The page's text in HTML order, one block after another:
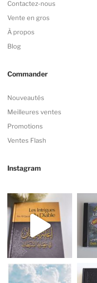
Contactez-nous
Vente en gros
À propos
Blog
Commander
Nouveautés
Meilleures ventes
Promotions
Ventes Flash
Instagram